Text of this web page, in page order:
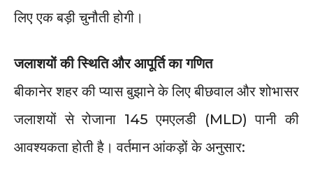
लिए एक बड़ी चुनौती होगी।
जलाशयों की स्थिति और आपूर्ति का गणित
बीकानेर शहर की प्यास बुझाने के लिए बीछवाल और शोभासर
जलाशयों से रोजाना 145 एमएलडी (MLD) पानी की
आवश्यकता होती है। वर्तमान आंकड़ों के अनुसार: